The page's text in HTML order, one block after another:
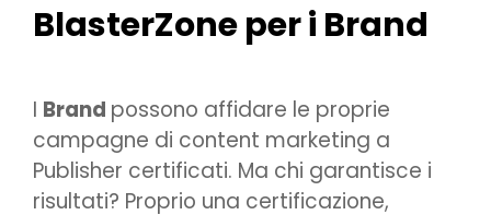
BlasterZone per i Brand
I Brand possono affidare le proprie
campagne di content marketing a
Publisher certificati. Ma chi garantisce i
risultati? Proprio una certificazione,